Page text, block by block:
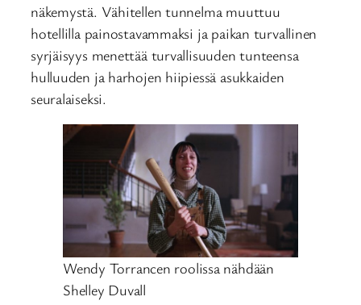
näkemystä. Vähitellen tunnelma muuttuu
hotellilla painostavammaksi ja paikan turvallinen
syrjäisyys menettää turvallisuuden tunteensa
hulluuden ja harhojen hiipiessä asukkaiden
seuralaiseksi.
Wendy Torrancen roolissa nähdään
Shelley Duvall